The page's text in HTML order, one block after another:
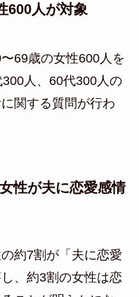
600人が対象
69歳の女性600人を
人、60代300人の
関する質問が行わ
性が夫に恋愛感情
約7割が「夫に恋愛
、約3割の女性は恋